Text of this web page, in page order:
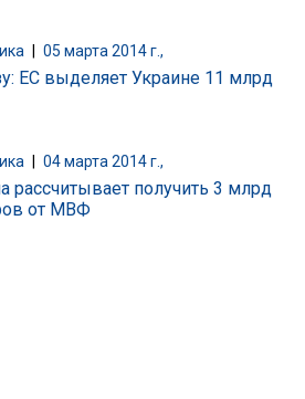
05 марта 2014 г.,
ЕС выделяет Украине 11 млрд
04 марта 2014 г.,
рассчитывает получить 3 млрд
от МВФ